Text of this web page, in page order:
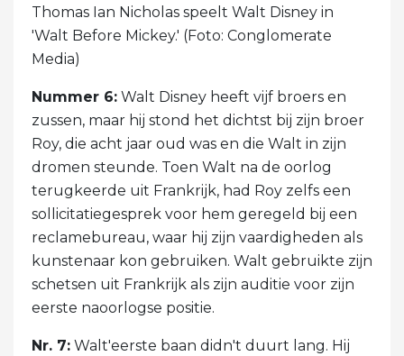
Thomas Ian Nicholas speelt Walt Disney in
'Walt Before Mickey.' (Foto: Conglomerate
Media)
Nummer 6: Walt Disney heeft vijf broers en
zussen, maar hij stond het dichtst bij zijn broer
Roy, die acht jaar oud was en die Walt in zijn
dromen steunde. Toen Walt na de oorlog
terugkeerde uit Frankrijk, had Roy zelfs een
sollicitatiegesprek voor hem geregeld bij een
reclamebureau, waar hij zijn vaardigheden als
kunstenaar kon gebruiken. Walt gebruikte zijn
schetsen uit Frankrijk als zijn auditie voor zijn
eerste naoorlogse positie.
Nr. 7: Walt'eerste baan didn't duurt lang. Hij